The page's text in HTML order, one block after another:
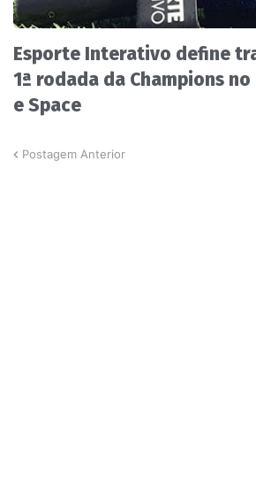
Esporte Interativo define
1ª rodada da Champions no
e Space
Postagem Anterior